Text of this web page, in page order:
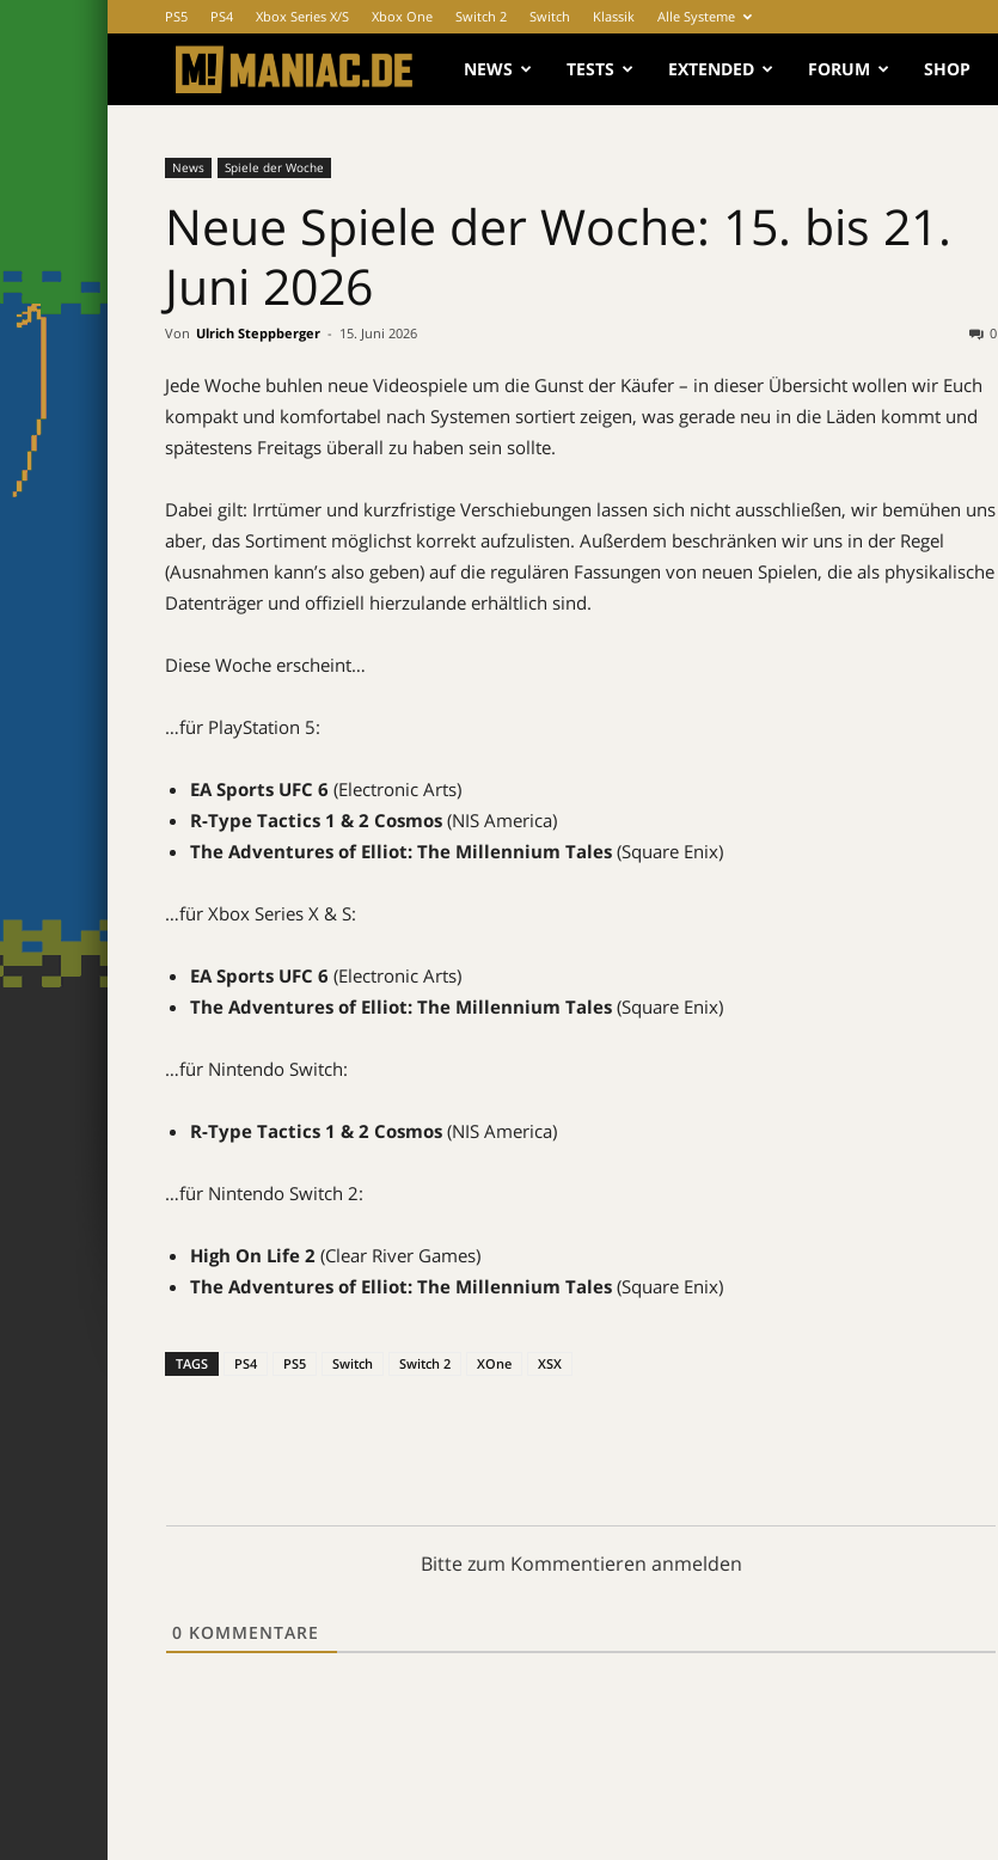
PS5 PS4 Xbox Series X/S Xbox One Switch 2 Switch Klassik Alle Systeme
MANIAC.de
NEWS TESTS EXTENDED FORUM SHOP
News Spiele der Woche
Neue Spiele der Woche: 15. bis 21.
Juni 2026
Von Ulrich Steppberger - 15. Juni 2026 0
Jede Woche buhlen neue Videospiele um die Gunst der Käufer – in dieser Übersicht wollen wir Euch
kompakt und komfortabel nach Systemen sortiert zeigen, was gerade neu in die Läden kommt und
spätestens Freitags überall zu haben sein sollte.
Dabei gilt: Irrtümer und kurzfristige Verschiebungen lassen sich nicht ausschließen, wir bemühen uns
aber, das Sortiment möglichst korrekt aufzulisten. Außerdem beschränken wir uns in der Regel
(Ausnahmen kann’s also geben) auf die regulären Fassungen von neuen Spielen, die als physikalische
Datenträger und offiziell hierzulande erhältlich sind.
Diese Woche erscheint…
…für PlayStation 5:
EA Sports UFC 6 (Electronic Arts)
R-Type Tactics 1 & 2 Cosmos (NIS America)
The Adventures of Elliot: The Millennium Tales (Square Enix)
…für Xbox Series X & S:
EA Sports UFC 6 (Electronic Arts)
The Adventures of Elliot: The Millennium Tales (Square Enix)
…für Nintendo Switch:
R-Type Tactics 1 & 2 Cosmos (NIS America)
…für Nintendo Switch 2:
High On Life 2 (Clear River Games)
The Adventures of Elliot: The Millennium Tales (Square Enix)
TAGS PS4 PS5 Switch Switch 2 XOne XSX
Bitte zum Kommentieren anmelden
0 KOMMENTARE